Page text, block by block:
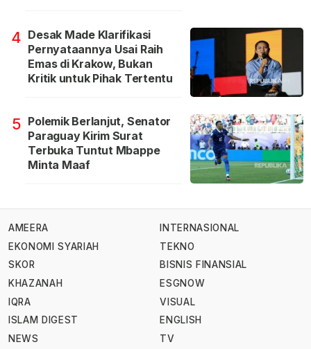
4 Desak Made Klarifikasi
Pernyataannya Usai Raih
Emas di Krakow, Bukan
Kritik untuk Pihak Tertentu
5 Polemik Berlanjut, Senator
Paraguay Kirim Surat
Terbuka Tuntut Mbappe
Minta Maaf
AMEERA
EKONOMI SYARIAH
SKOR
KHAZANAH
IQRA
ISLAM DIGEST
NEWS
INTERNASIONAL
TEKNO
BISNIS FINANSIAL
ESGNOW
VISUAL
ENGLISH
TV